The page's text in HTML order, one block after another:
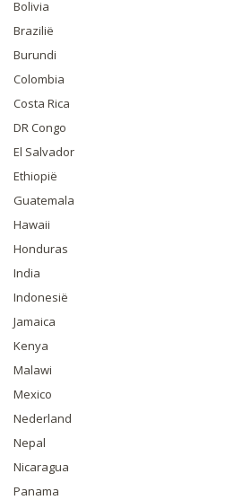
Bolivia
Brazilië
Burundi
Colombia
Costa Rica
DR Congo
El Salvador
Ethiopië
Guatemala
Hawaii
Honduras
India
Indonesië
Jamaica
Kenya
Malawi
Mexico
Nederland
Nepal
Nicaragua
Panama